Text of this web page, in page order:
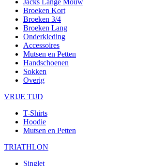
Jacks Lange Mouw
Broeken Kort
Broeken 3/4
Broeken Lang
Onderkleding
Accessoires
Mutsen en Petten
Handschoenen
Sokken
Overig
VRIJE TIJD
T-Shirts
Hoodie
Mutsen en Petten
TRIATHLON
Singlet